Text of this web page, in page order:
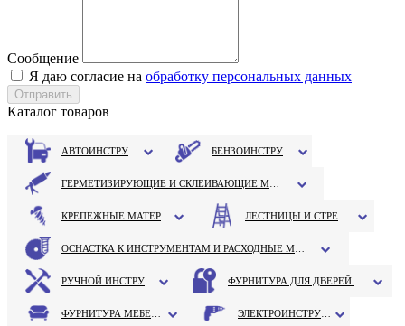
Сообщение
Я даю согласие на обработку персональных данных
Каталог товаров